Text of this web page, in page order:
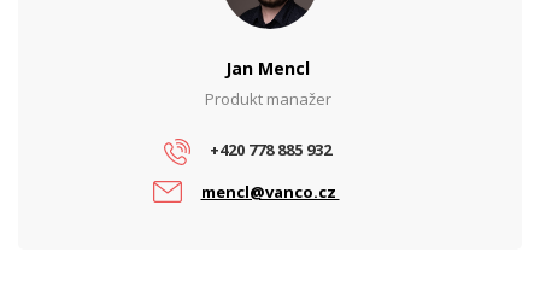
Jan Mencl
Produkt manažer
+420 778 885 932
mencl@vanco.cz